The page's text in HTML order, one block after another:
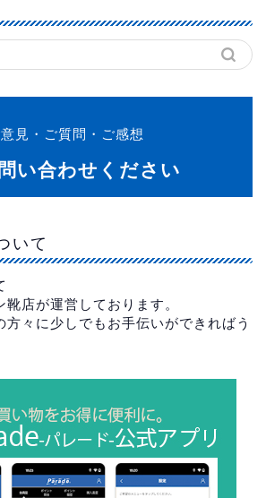
見・ご質問・ご感想
い合わせください
いて
店が運営しております。
方々に少しでもお手伝いができればう